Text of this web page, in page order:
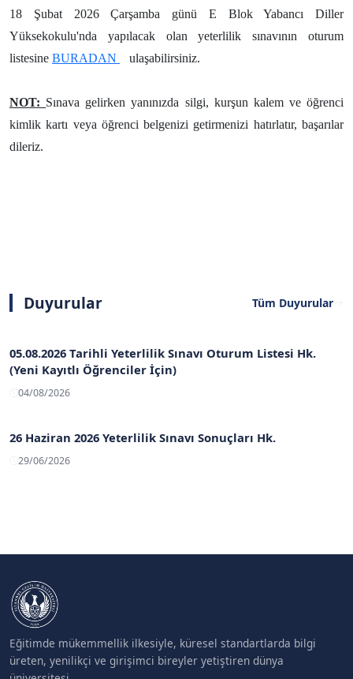
18 Şubat 2026 Çarşamba günü E Blok Yabancı Diller
Yüksekokulu'nda yapılacak olan yeterlilik sınavının oturum
listesine BURADAN ulaşabilirsiniz.
NOT: Sınava gelirken yanınızda silgi, kurşun kalem ve öğrenci
kimlik kartı veya öğrenci belgenizi getirmenizi hatırlatır, başarılar
dileriz.
Duyurular Tüm Duyurular
05.08.2026 Tarihli Yeterlilik Sınavı Oturum Listesi Hk.
(Yeni Kayıtlı Öğrenciler İçin)
04/08/2026
26 Haziran 2026 Yeterlilik Sınavı Sonuçları Hk.
29/06/2026
Eğitimde mükemmellik ilkesiyle, küresel standartlarda bilgi
üreten, yenilikçi ve girişimci bireyler yetiştiren dünya